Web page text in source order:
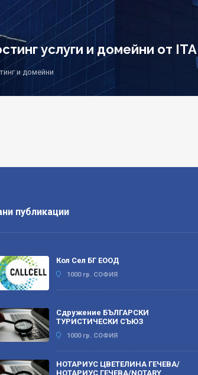
услуги и домейни от
и домейни
публикации
Кол Сел БГ ЕООД
1000 гр. СОФИЯ
Сдружение БЪЛГАРСКИ
ТУРИСТИЧЕСКИ СЪЮЗ
1000 гр. СОФИЯ
НОТАРИУС ЦВЕТЕЛИНА ГЕЧЕВА/
НОТАРИУС ГЕЧЕВА/NOTARY